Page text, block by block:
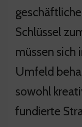
Schlüssel
müssen sich
Umfeld
sowohl
fundierte